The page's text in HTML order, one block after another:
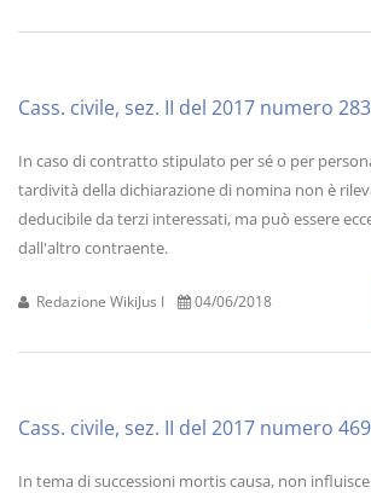
Cass. civile, sez. II del 2017 numero
In caso di contratto stipulato per sé o per
tardività della dichiarazione di nomina non è
deducibile da terzi interessati, ma può essere
dall'altro contraente.
Redazione WikiJus I 04/06/2018
Cass. civile, sez. II del 2017 numero
In tema di successioni mortis causa, non